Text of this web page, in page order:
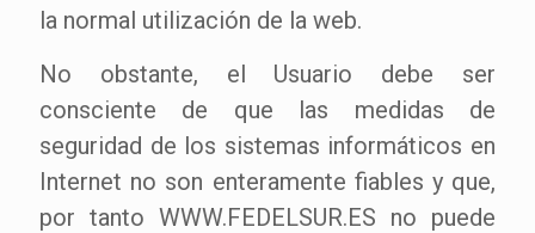
la normal utilización de la web.
No obstante, el Usuario debe ser
consciente de que las medidas de
seguridad de los sistemas informáticos en
Internet no son enteramente fiables y que,
por tanto WWW.FEDELSUR.ES no puede